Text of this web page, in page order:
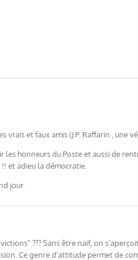
et faux amis (J.P. Raffarin , une
les honneurs du Poste et aussi de
et adieu la démocratie.
jour.
??? Sans être naïf, on
Ce genre d’attitude permet de